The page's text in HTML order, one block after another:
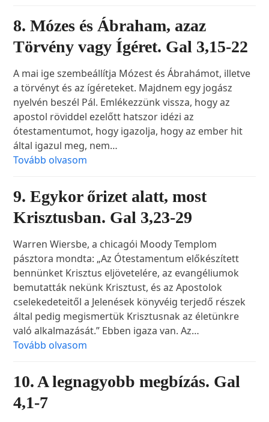
8. Mózes és Ábraham, azaz
Törvény vagy Ígéret. Gal 3,15-22
A mai ige szembeállítja Mózest és Ábrahámot, illetve
a törvényt és az ígéreteket. Majdnem egy jogász
nyelvén beszél Pál. Emlékezzünk vissza, hogy az
apostol röviddel ezelőtt hatszor idézi az
ótestamentumot, hogy igazolja, hogy az ember hit
által igazul meg, nem…
Tovább olvasom
9. Egykor őrizet alatt, most
Krisztusban. Gal 3,23-29
Warren Wiersbe, a chicagói Moody Templom
pásztora mondta: „Az Ótestamentum előkészített
bennünket Krisztus eljövetelére, az evangéliumok
bemutatták nekünk Krisztust, és az Apostolok
cselekedeteitől a Jelenések könyvéig terjedő részek
által pedig megismertük Krisztusnak az életünkre
való alkalmazását.” Ebben igaza van. Az…
Tovább olvasom
10. A legnagyobb megbízás. Gal
4,1-7